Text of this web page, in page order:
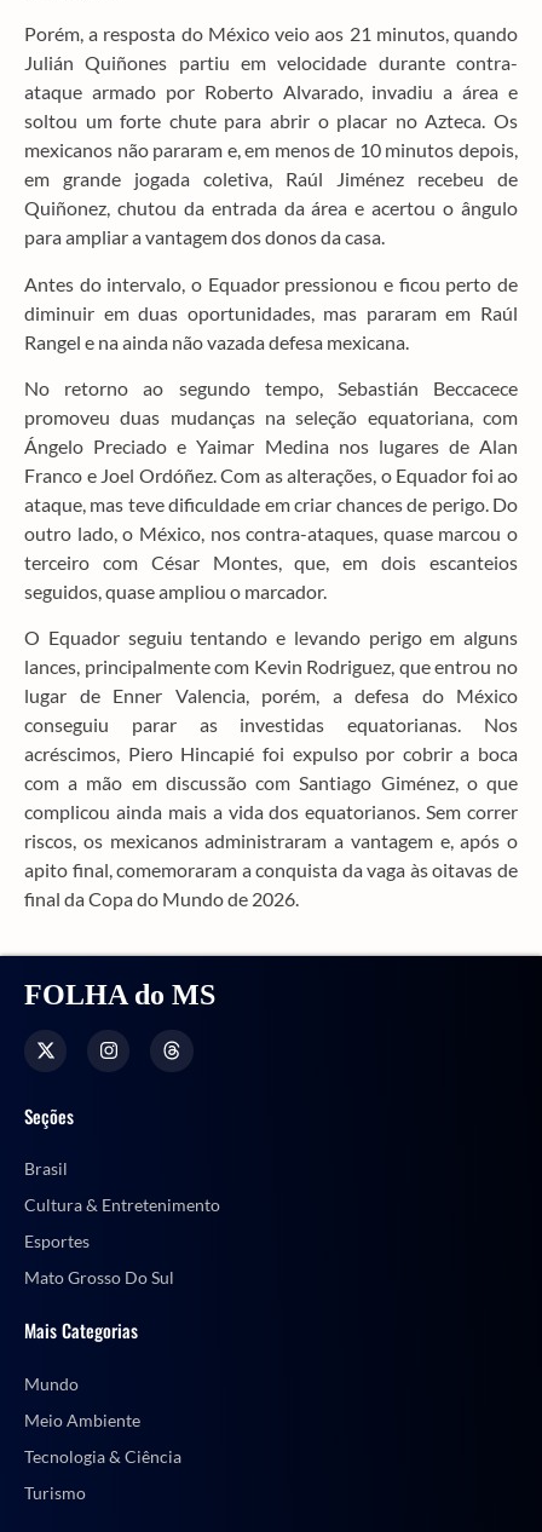
Porém, a resposta do México veio aos 21 minutos, quando
Julián Quiñones partiu em velocidade durante contra-
ataque armado por Roberto Alvarado, invadiu a área e
soltou um forte chute para abrir o placar no Azteca. Os
mexicanos não pararam e, em menos de 10 minutos depois,
em grande jogada coletiva, Raúl Jiménez recebeu de
Quiñonez, chutou da entrada da área e acertou o ângulo
para ampliar a vantagem dos donos da casa.
Antes do intervalo, o Equador pressionou e ficou perto de
diminuir em duas oportunidades, mas pararam em Raúl
Rangel e na ainda não vazada defesa mexicana.
No retorno ao segundo tempo, Sebastián Beccacece
promoveu duas mudanças na seleção equatoriana, com
Ángelo Preciado e Yaimar Medina nos lugares de Alan
Franco e Joel Ordóñez. Com as alterações, o Equador foi ao
ataque, mas teve dificuldade em criar chances de perigo. Do
outro lado, o México, nos contra-ataques, quase marcou o
terceiro com César Montes, que, em dois escanteios
seguidos, quase ampliou o marcador.
O Equador seguiu tentando e levando perigo em alguns
lances, principalmente com Kevin Rodriguez, que entrou no
lugar de Enner Valencia, porém, a defesa do México
conseguiu parar as investidas equatorianas. Nos
acréscimos, Piero Hincapié foi expulso por cobrir a boca
com a mão em discussão com Santiago Giménez, o que
complicou ainda mais a vida dos equatorianos. Sem correr
riscos, os mexicanos administraram a vantagem e, após o
apito final, comemoraram a conquista da vaga às oitavas de
final da Copa do Mundo de 2026.
FOLHA do MS
Seções
Brasil
Cultura & Entretenimento
Esportes
Mato Grosso Do Sul
Mais Categorias
Mundo
Meio Ambiente
Tecnologia & Ciência
Turismo